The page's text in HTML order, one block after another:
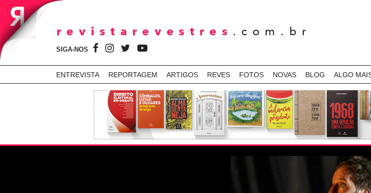
SIGA-NOS
ENTREVISTA REPORTAGEM ARTIGOS REVES FOTOS NOVAS BLOG ALGO